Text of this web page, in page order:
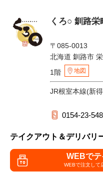
くろ○ 釧路
〒085-0013
北海道 釧路市
1階
地図
JR根室本線(新
0154-23-
テイクアウト＆デリバリ
WEBで
WEBで注文して